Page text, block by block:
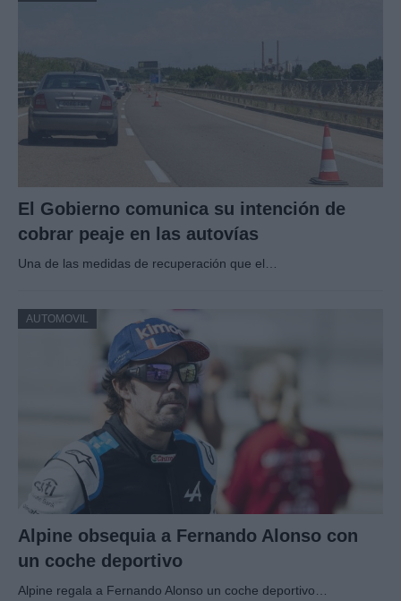
El Gobierno comunica su intención de
cobrar peaje en las autovías
Una de las medidas de recuperación que el…
AUTOMOVIL
Alpine obsequia a Fernando Alonso con
un coche deportivo
Alpine regala a Fernando Alonso un coche deportivo…